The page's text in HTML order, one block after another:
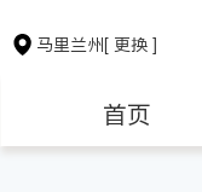
马里兰州[ 更换 ]
首页